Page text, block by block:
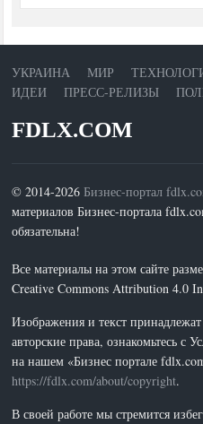
УКРАИНА МИР
ИДЕИ
ПРЕСС-РЕЛИЗЫ
FDLX.COM
© 2014-2026Бизнес-портал
материалов Бизнес-портала
обязательна!
Все материалы на этом сайте
Creative Commons Attribution 4.0
Изображения и текст
авторские права, ознакомьтесь с
на нашем «Бизнес портале
https://fdlx.com/about/copyright.
В своей работе мы стремится